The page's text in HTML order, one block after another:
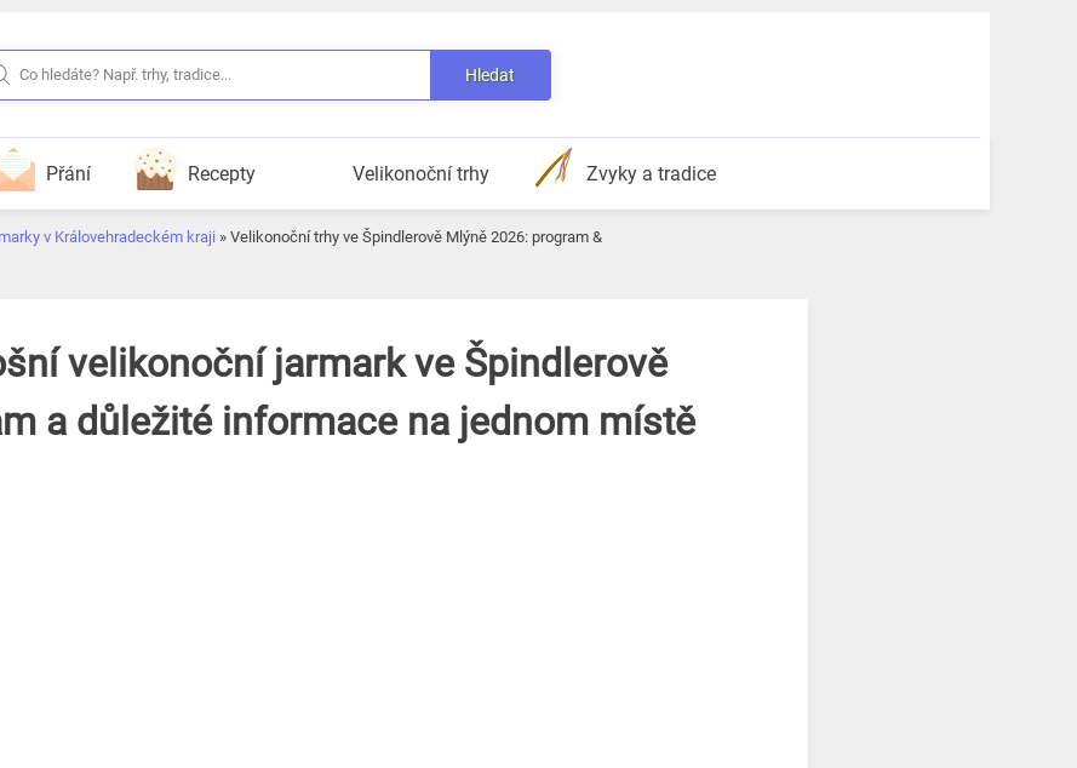
Hledat
Přání Recepty Velikonoční trhy Zvyky a tradice
v Královehradeckém kraji » Velikonoční trhy ve Špindlerově Mlýně 2026: program &
velikonoční jarmark ve Špindlerově
a důležité informace na jednom místě